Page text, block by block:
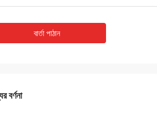
বার্তা পাঠান
বর্ণনা